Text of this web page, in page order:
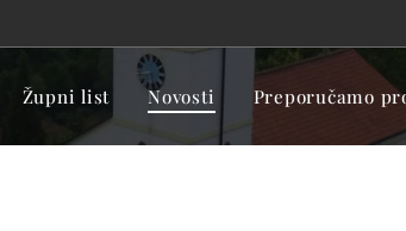
Župni list Novosti Preporučamo